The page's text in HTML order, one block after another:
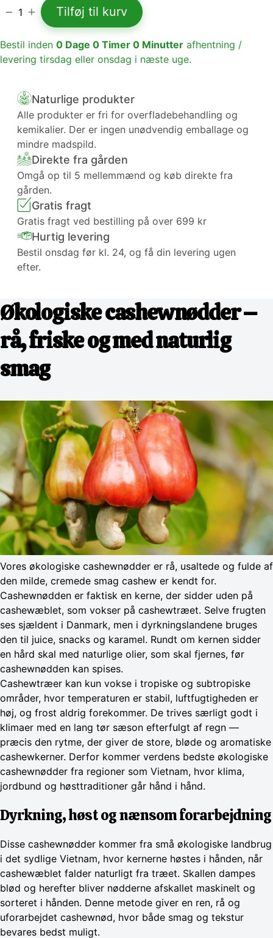
1 Tilføj til kurv
Bestil inden 0 Dage 0 Timer 0 Minutter afhentning /
levering tirsdag eller onsdag i næste uge.
Naturlige produkter
Alle produkter er fri for overfladebehandling og
kemikalier. Der er ingen unødvendig emballage og
mindre madspild.
Direkte fra gården
Omgå op til 5 mellemmænd og køb direkte fra
gården.
Gratis fragt
Gratis fragt ved bestilling på over 699 kr
Hurtig levering
Bestil onsdag før kl. 24, og få din levering ugen
efter.
Økologiske cashewnødder –
rå, friske og med naturlig
smag
Vores økologiske cashewnødder er rå, usaltede og fulde af
den milde, cremede smag cashew er kendt for.
Cashewnødden er faktisk en kerne, der sidder uden på
cashewæblet, som vokser på cashewtræet. Selve frugten
ses sjældent i Danmark, men i dyrkningslandene bruges
den til juice, snacks og karamel. Rundt om kernen sidder
en hård skal med naturlige olier, som skal fjernes, før
cashewnødden kan spises.
Cashewtræer kan kun vokse i tropiske og subtropiske
områder, hvor temperaturen er stabil, luftfugtigheden er
høj, og frost aldrig forekommer. De trives særligt godt i
klimaer med en lang tør sæson efterfulgt af regn —
præcis den rytme, der giver de store, bløde og aromatiske
cashewkerner. Derfor kommer verdens bedste økologiske
cashewnødder fra regioner som Vietnam, hvor klima,
jordbund og høsttraditioner går hånd i hånd.
Dyrkning, høst og nænsom forarbejdning
Disse cashewnødder kommer fra små økologiske landbrug
i det sydlige Vietnam, hvor kernerne høstes i hånden, når
cashewæblet falder naturligt fra træet. Skallen dampes
blød og herefter bliver nødderne afskallet maskinelt og
sorteret i hånden. Denne metode giver en ren, rå og
uforarbejdet cashewnød, hvor både smag og tekstur
bevares bedst muligt.